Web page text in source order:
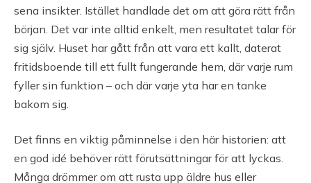
sena insikter. Istället handlade det om att göra rätt från
början. Det var inte alltid enkelt, men resultatet talar för
sig själv. Huset har gått från att vara ett kallt, daterat
fritidsboende till ett fullt fungerande hem, där varje rum
fyller sin funktion – och där varje yta har en tanke
bakom sig.
Det finns en viktig påminnelse i den här historien: att
en god idé behöver rätt förutsättningar för att lyckas.
Många drömmer om att rusta upp äldre hus eller